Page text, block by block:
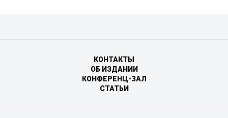
КОНТАКТЫ
ОБ ИЗДАНИИ
КОНФЕРЕНЦ-ЗАЛ
СТАТЬИ